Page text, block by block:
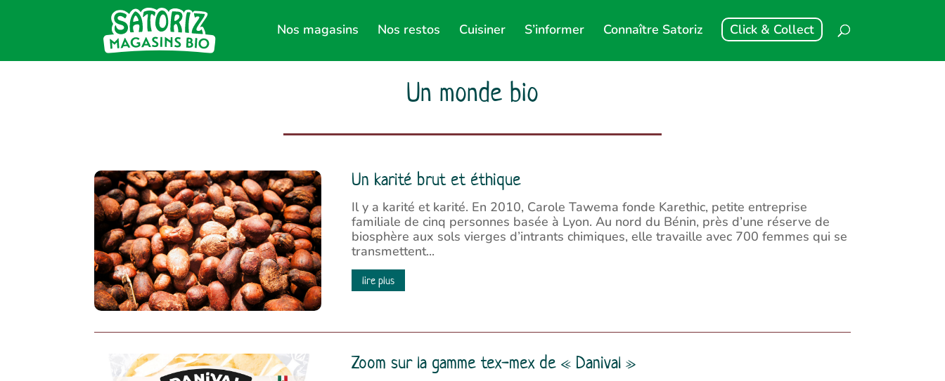
Nos magasins Nos restos Cuisiner S’informer Connaître Satoriz Click & Collect
Un monde bio
Un karité brut et éthique
Il y a karité et karité. En 2010, Carole Tawema fonde Karethic, petite entreprise
familiale de cinq personnes basée à Lyon. Au nord du Bénin, près d’une réserve de
biosphère aux sols vierges d’intrants chimiques, elle travaille avec 700 femmes qui se
transmettent...
lire plus
Zoom sur la gamme tex-mex de « Danival »